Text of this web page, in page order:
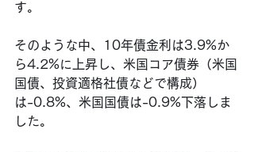
す。
そのような中、10年債金利は3.9%か
ら4.2%に上昇し、米国コア債券（米国
国債、投資適格社債などで構成）
は-0.8%、米国国債は-0.9%下落しま
した。